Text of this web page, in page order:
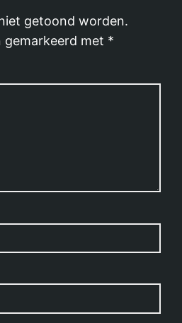
getoond worden.
gemarkeerd met *